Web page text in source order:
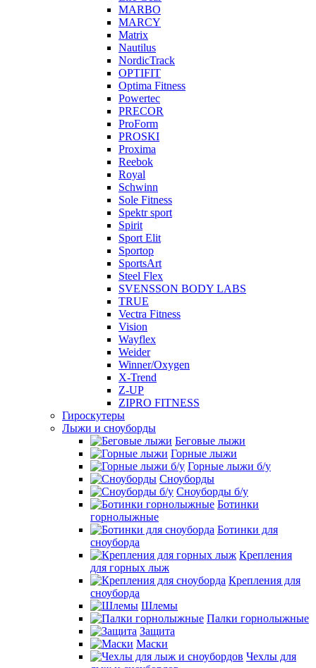
MARBO
MARCY
Matrix
Nautilus
NordicTrack
OPTIFIT
Optima Fitness
Powertec
PRECOR
ProForm
PROSKI
Proxima
Reebok
Royal
Schwinn
Sole Fitness
Spektr sport
Spirit
Sport Elit
Sportop
SportsArt
Steel Flex
SVENSSON BODY LABS
TRUE
Vectra Fitness
Vision
Wayflex
Weider
Winner/Oxygen
X-Trend
Z-UP
ZIPRO FITNESS
Гироскутеры
Лыжи и сноуборды
Беговые лыжи
Горные лыжи
Горные лыжи б/у
Сноуборды
Сноуборды б/у
Ботинки
горнолыжные
Ботинки для
сноуборда
Крепления
для горных лыж
Крепления для
сноуборда
Шлемы
Палки горнолыжные
Защита
Маски
Чехлы для